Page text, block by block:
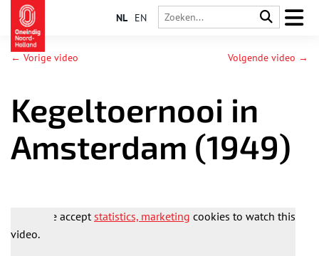
NL EN
← Vorige video Volgende video →
Kegeltoernooi in
Amsterdam (1949)
Please acceptstatistics, marketing cookies to watch this
video.